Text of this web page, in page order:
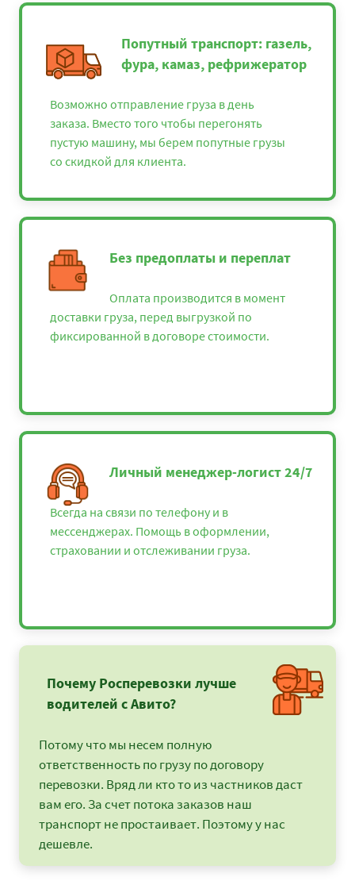
Попутный транспорт: газель,
фура, камаз, рефрижератор
Возможно отправление груза в день
заказа. Вместо того чтобы перегонять
пустую машину, мы берем попутные грузы
со скидкой для клиента.
Без предоплаты и переплат
Оплата производится в момент
доставки груза, перед выгрузкой по
фиксированной в договоре стоимости.
Личный менеджер-логист 24/7
Всегда на связи по телефону и в
мессенджерах. Помощь в оформлении,
страховании и отслеживании груза.
Почему Росперевозки лучше
водителей с Авито?
Потому что мы несем полную
ответственность по грузу по договору
перевозки. Вряд ли кто то из частников даст
вам его. За счет потока заказов наш
транспорт не простаивает. Поэтому у нас
дешевле.